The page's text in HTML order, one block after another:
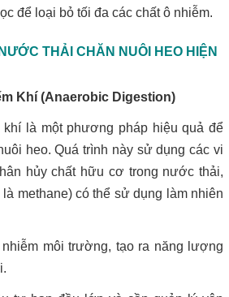
để loại bỏ tối đa các chất ô nhiễm.
THẢI CHĂN NUÔI HEO HIỆN
Khí (Anaerobic Digestion)
là một phương pháp hiệu quả để
heo. Quá trình này sử dụng các vi
hủy chất hữu cơ trong nước thải,
methane) có thể sử dụng làm nhiên
môi trường, tạo ra năng lượng